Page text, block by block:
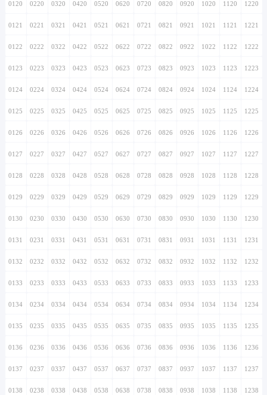
0120 0220 0320 0420 0520 0620 0720 0820 0920 1020 1120 1220
0121 0221 0321 0421 0521 0621 0721 0821 0921 1021 1121 1221
0122 0222 0322 0422 0522 0622 0722 0822 0922 1022 1122 1222
0123 0223 0323 0423 0523 0623 0723 0823 0923 1023 1123 1223
0124 0224 0324 0424 0524 0624 0724 0824 0924 1024 1124 1224
0125 0225 0325 0425 0525 0625 0725 0825 0925 1025 1125 1225
0126 0226 0326 0426 0526 0626 0726 0826 0926 1026 1126 1226
0127 0227 0327 0427 0527 0627 0727 0827 0927 1027 1127 1227
0128 0228 0328 0428 0528 0628 0728 0828 0928 1028 1128 1228
0129 0229 0329 0429 0529 0629 0729 0829 0929 1029 1129 1229
0130 0230 0330 0430 0530 0630 0730 0830 0930 1030 1130 1230
0131 0231 0331 0431 0531 0631 0731 0831 0931 1031 1131 1231
0132 0232 0332 0432 0532 0632 0732 0832 0932 1032 1132 1232
0133 0233 0333 0433 0533 0633 0733 0833 0933 1033 1133 1233
0134 0234 0334 0434 0534 0634 0734 0834 0934 1034 1134 1234
0135 0235 0335 0435 0535 0635 0735 0835 0935 1035 1135 1235
0136 0236 0336 0436 0536 0636 0736 0836 0936 1036 1136 1236
0137 0237 0337 0437 0537 0637 0737 0837 0937 1037 1137 1237
0138 0238 0338 0438 0538 0638 0738 0838 0938 1038 1138 1238